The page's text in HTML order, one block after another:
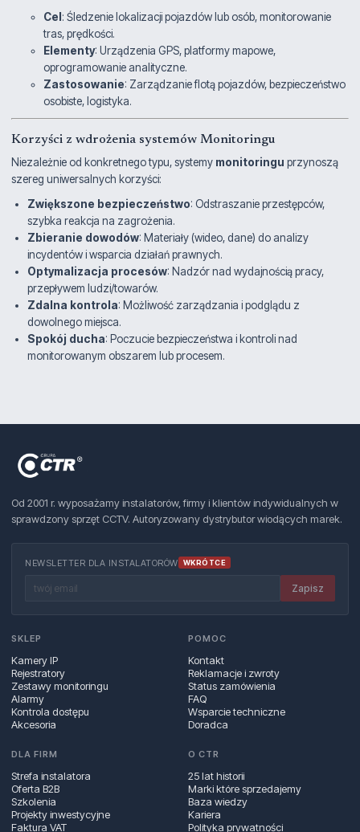
Cel : Śledzenie lokalizacji pojazdów lub osób, monitorowanie
tras, prędkości.
Elementy: Urządzenia GPS, platformy mapowe,
oprogramowanie analityczne.
Zastosowanie: Zarządzanie flotą pojazdów, bezpieczeństwo
osobiste, logistyka.
Korzyści z wdrożenia systemów Monitoringu
Niezależnie od konkretnego typu, systemy monitoringu przynoszą
szereg uniwersalnych korzyści:
Zwiększone bezpieczeństwo: Odstraszanie przestępców,
szybka reakcja na zagrożenia.
Zbieranie dowodów: Materiały (wideo, dane) do analizy
incydentów i wsparcia działań prawnych.
Optymalizacja procesów: Nadzór nad wydajnością pracy,
przepływem ludzi/towarów.
Zdalna kontrola: Możliwość zarządzania i podglądu z
dowolnego miejsca.
Spokój ducha: Poczucie bezpieczeństwa i kontroli nad
monitorowanym obszarem lub procesem.
Od 2001 r. wyposażamy instalatorów, firmy i klientów indywidualnych w
sprawdzony sprzęt CCTV. Autoryzowany dystrybutor wiodących marek.
NEWSLETTER DLA INSTALATORÓW WKRÓTCE
Zapisz
SKLEP
Kamery IP
Rejestratory
Zestawy monitoringu
Alarmy
Kontrola dostępu
Akcesoria
POMOC
Kontakt
Reklamacje i zwroty
Status zamówienia
FAQ
Wsparcie techniczne
Doradca
DLA FIRM
Strefa instalatora
Oferta B2B
Szkolenia
Projekty inwestycyjne
Faktura VAT
O CTR
25 lat historii
Marki które sprzedajemy
Baza wiedzy
Kariera
Polityka prywatności